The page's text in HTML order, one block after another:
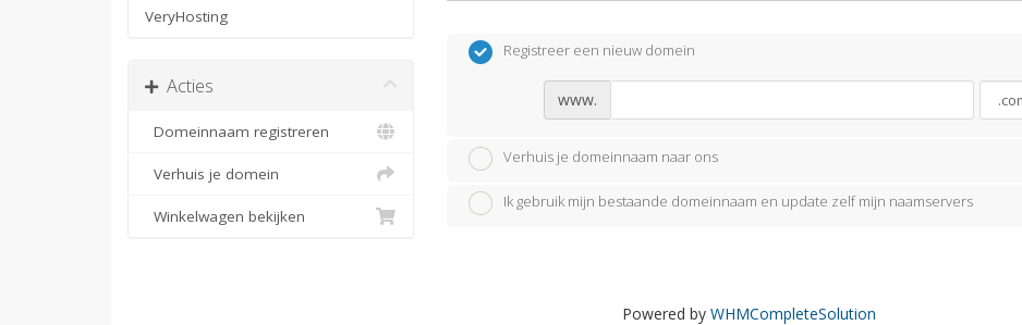
VeryHosting
Acties
Domeinnaam registreren
Verhuis je domein
Winkelwagen bekijken
Registreer een nieuw domein
www.
Verhuis je domeinnaam naar ons
Ik gebruik mijn bestaande domeinnaam en update zelf mijn naamservers
Powered by WHMCompleteSolution